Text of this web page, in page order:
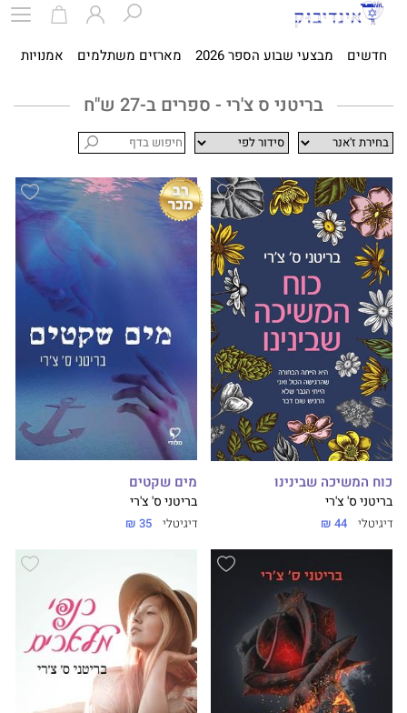
חדשים מבצעי שבוע הספר 2026 מארזים משתלמים אמנויות
בריטני ס צ'רי - ספרים ב-27 ש"ח
כוח המשיכה שבינינו
בריטני ס' צ'רי
דיגיטלי 44 ₪
מים שקטים
בריטני ס' צ'רי
דיגיטלי 35 ₪